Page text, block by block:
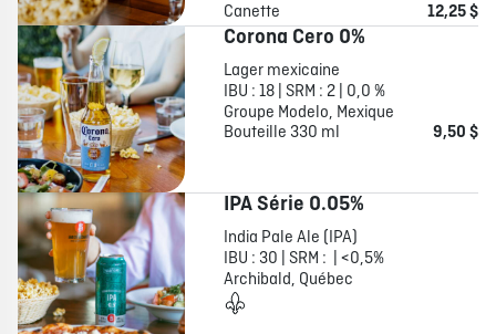
Canette 12,25 $
Corona Cero 0%
Lager mexicaine
IBU : 18 | SRM : 2 | 0,0 %
Groupe Modelo, Mexique
Bouteille 330 ml
9,50 $
IPA Série 0.05%
India Pale Ale (IPA)
IBU : 30 | SRM : | <0,5%
Archibald, Québec